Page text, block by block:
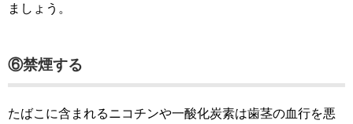
ましょう。
⑥禁煙する
たばこに含まれるニコチンや一酸化炭素は歯茎の血行を悪